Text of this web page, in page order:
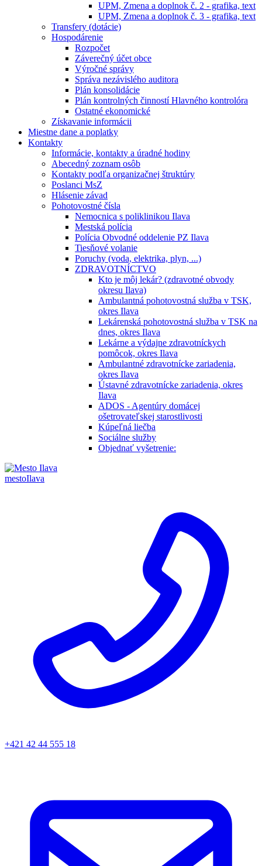
UPM, Zmena a doplnok č. 2 - grafika, text
UPM, Zmena a doplnok č. 3 - grafika, text
Transfery (dotácie)
Hospodárenie
Rozpočet
Záverečný účet obce
Výročné správy
Správa nezávislého auditora
Plán konsolidácie
Plán kontrolných činností Hlavného kontrolóra
Ostatné ekonomické
Získavanie informácii
Miestne dane a poplatky
Kontakty
Informácie, kontakty a úradné hodiny
Abecedný zoznam osôb
Kontakty podľa organizačnej štruktúry
Poslanci MsZ
Hlásenie závad
Pohotovostné čísla
Nemocnica s poliklinikou Ilava
Mestská polícia
Polícia Obvodné oddelenie PZ Ilava
Tiesňové volanie
Poruchy (voda, elektrika, plyn, ...)
ZDRAVOTNÍCTVO
Kto je môj lekár? (zdravotné obvody
okresu Ilava)
Ambulantná pohotovostná služba v TSK,
okres Ilava
Lekárenská pohotovostná služba v TSK na
dnes, okres Ilava
Lekárne a výdajne zdravotníckych
pomôcok, okres Ilava
Ambulantné zdravotnícke zariadenia,
okres Ilava
Ústavné zdravotnícke zariadenia, okres
Ilava
ADOS - Agentúry domácej
ošetrovateľskej starostlivosti
Kúpeľná liečba
Sociálne služby
Objednať vyšetrenie:
mestoIlava
+421 42 44 555 18